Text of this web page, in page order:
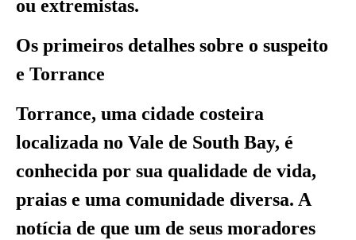
ou extremistas.
Os primeiros detalhes sobre o suspeito
e Torrance
Torrance, uma cidade costeira
localizada no Vale de South Bay, é
conhecida por sua qualidade de vida,
praias e uma comunidade diversa. A
notícia de que um de seus moradores